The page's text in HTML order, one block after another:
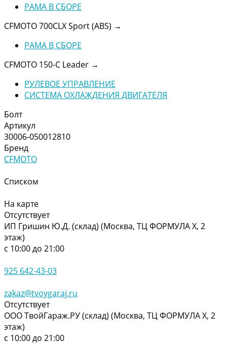
РАМА В СБОРЕ
CFMOTO 700CLX Sport (ABS) →
РАМА В СБОРЕ
CFMOTO 150-C Leader →
РУЛЕВОЕ УПРАВЛЕНИЕ
СИСТЕМА ОХЛАЖДЕНИЯ ДВИГАТЕЛЯ
Болт
Артикул
30006-050012810
Бренд
CFMOTO
Списком
На карте
Отсутствует
ИП Гришин Ю.Д. (склад) (Москва, ТЦ ФОРМУЛА Х, 2
этаж)
с 10:00 до 21:00
925 642-43-03
zakaz@tvoygaraj.ru
Отсутствует
ООО ТвойГараж.РУ (склад) (Москва, ТЦ ФОРМУЛА Х, 2
этаж)
с 10:00 до 21:00